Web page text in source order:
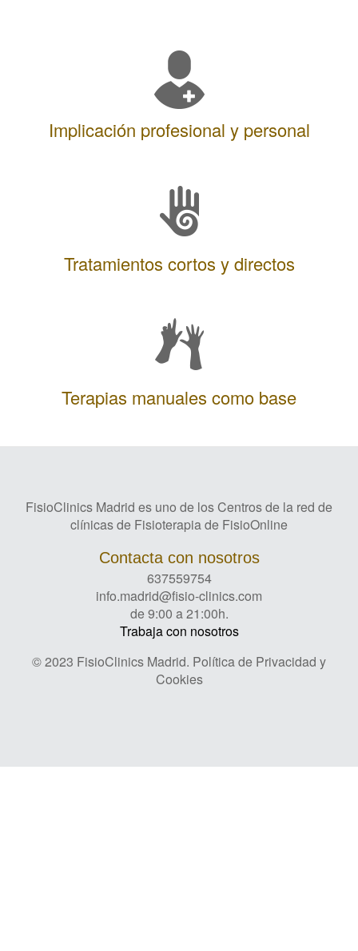
Implicación profesional y personal
Tratamientos cortos y directos
Terapias manuales como base
FisioClinics Madrid es uno de los Centros de la red de
clínicas de Fisioterapia de FisioOnline
Contacta con nosotros
637559754
info.madrid@fisio-clinics.com
de 9:00 a 21:00h.
Trabaja con nosotros
© 2023 FisioClinics Madrid. Política de Privacidad y
Cookies